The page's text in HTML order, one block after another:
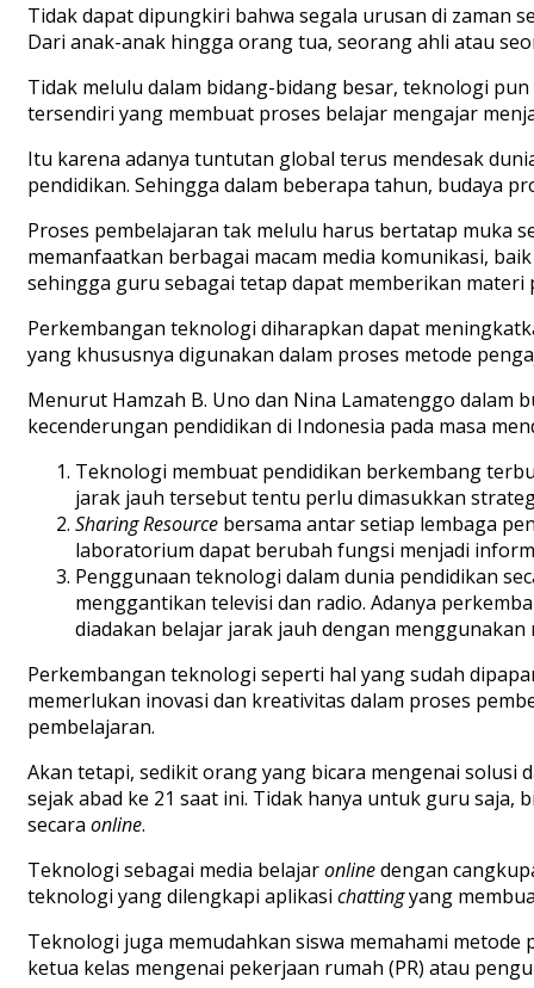
Tidak dapat dipungkiri bahwa segala urusan di zaman
Dari anak-anak hingga orang tua, seorang ahli atau
Tidak melulu dalam bidang-bidang besar, teknologi
tersendiri yang membuat proses belajar mengajar
Itu karena adanya tuntutan global terus mendesak
pendidikan. Sehingga dalam beberapa tahun, budaya
Proses pembelajaran tak melulu harus bertatap muka
memanfaatkan berbagai macam media komunikasi,
sehingga guru sebagai tetap dapat memberikan materi
Perkembangan teknologi diharapkan dapat
yang khususnya digunakan dalam proses metode
Menurut Hamzah B. Uno dan Nina Lamatenggo
kecenderungan pendidikan di Indonesia pada masa
Teknologi membuat pendidikan berkembang
jarak jauh tersebut tentu perlu dimasukkan
Sharing Resource bersama antar setiap lembaga
laboratorium dapat berubah fungsi menjadi
Penggunaan teknologi dalam dunia pendidikan
menggantikan televisi dan radio. Adanya
diadakan belajar jarak jauh dengan menggunakan
Perkembangan teknologi seperti hal yang sudah
memerlukan inovasi dan kreativitas dalam proses
pembelajaran.
Akan tetapi, sedikit orang yang bicara mengenai
sejak abad ke 21 saat ini. Tidak hanya untuk guru
secara online.
Teknologi sebagai media belajaronlinedengan
teknologi yang dilengkapi aplikasi chattingyang
Teknologi juga memudahkan siswa memahami
ketua kelas mengenai pekerjaan rumah (PR) atau